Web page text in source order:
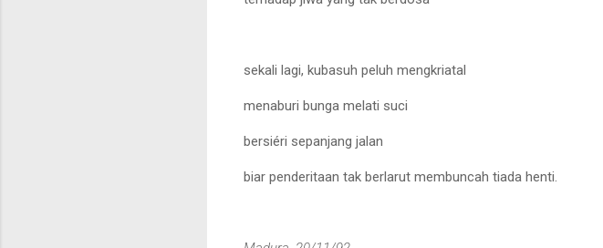
sekali lagi, kubasuh peluh mengkriatal
menaburi bunga melati suci
bersiéri sepanjang jalan
biar penderitaan tak berlarut membuncah tiada henti.